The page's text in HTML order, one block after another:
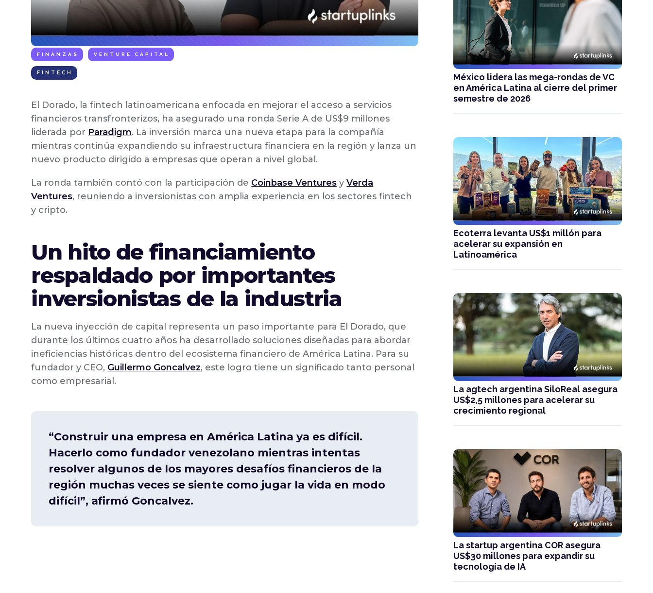
FINANZAS VENTURE CAPITAL
FINTECH
El Dorado, la fintech latinoamericana enfocada en mejorar el acceso a servicios
financieros transfronterizos, ha asegurado una ronda Serie A de US$9 millones
liderada por Paradigm. La inversión marca una nueva etapa para la compañía
mientras continúa expandiendo su infraestructura financiera en la región y lanza un
nuevo producto dirigido a empresas que operan a nivel global.
La ronda también contó con la participación de Coinbase Ventures yVerda
Ventures, reuniendo a inversionistas con amplia experiencia en los sectores fintech
y cripto.
Un hito de financiamiento
respaldado por importantes
inversionistas de la industria
La nueva inyección de capital representa un paso importante para El Dorado, que
durante los últimos cuatro años ha desarrollado soluciones diseñadas para abordar
ineficiencias históricas dentro del ecosistema financiero de América Latina. Para su
fundador y CEO, Guillermo Goncalvez, este logro tiene un significado tanto personal
como empresarial.
“Construir una empresa en América Latina ya es difícil.
Hacerlo como fundador venezolano mientras intentas
resolver algunos de los mayores desafíos financieros de la
región muchas veces se siente como jugar la vida en modo
difícil”, afirmó Goncalvez.
México lidera las mega-rondas de VC
en América Latina al cierre del primer
semestre de 2026
Ecoterra levanta US$1 millón para
acelerar su expansión en
Latinoamérica
La agtech argentina SiloReal asegura
US$2,5 millones para acelerar su
crecimiento regional
La startup argentina COR asegura
US$30 millones para expandir su
tecnología de IA